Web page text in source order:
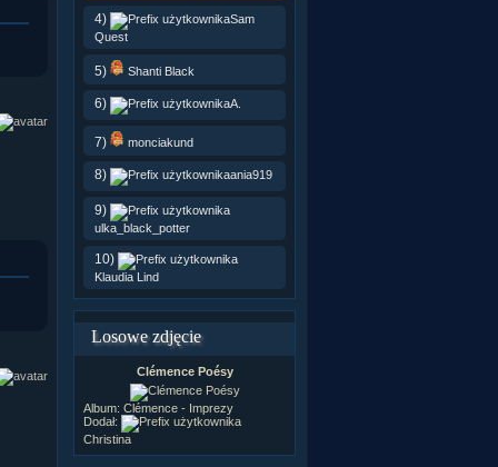
4)
Sam
Quest
5) Shanti Black
6) A.
7) monciakund
8) ania919
9)
ulka_black_potter
10)
Klaudia Lind
Losowe zdjęcie
Clémence Poésy
Album: Clémence - Imprezy
Dodał:
Christina